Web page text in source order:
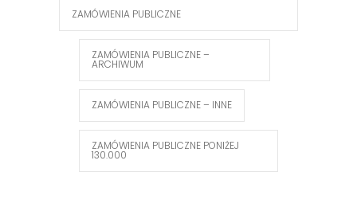
ZAMÓWIENIA PUBLICZNE
ZAMÓWIENIA PUBLICZNE –
ARCHIWUM
ZAMÓWIENIA PUBLICZNE – INNE
ZAMÓWIENIA PUBLICZNE PONIŻEJ
130.000